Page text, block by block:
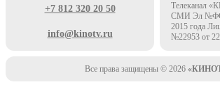
+7 812 320 20 50
info@kinotv.ru
Телеканал
СМИ Эл
2015 года
№22953 от
Все права защищены © 2026